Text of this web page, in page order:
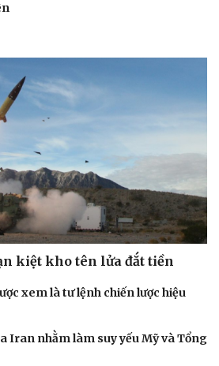
kiệt kho tên lửa đắt tiền
xem là tư lệnh chiến lược hiệu
Iran nhằm làm suy yếu Mỹ và Tổng